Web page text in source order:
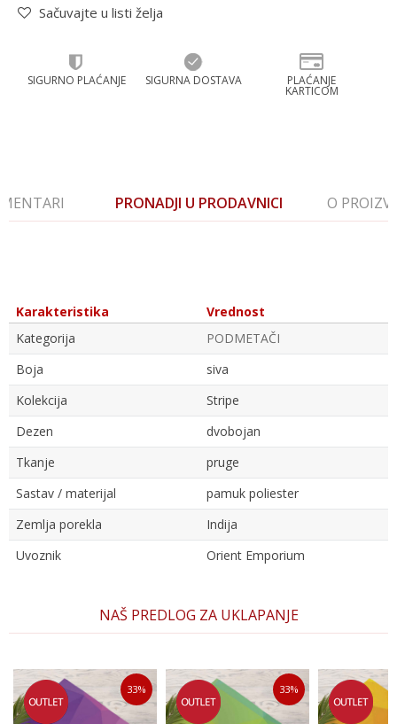
Sačuvajte u listi želja
SIGURNO PLAĆANJE SIGURNA DOSTAVA PLAĆANJE
KARTICOM
PRONADJI U PRODAVNICI O
Karakteristika
Vrednost
Kategorija
PODMETAČI
Boja
siva
Kolekcija
Stripe
Dezen
dvobojan
Tkanje
pruge
Sastav / materijal
pamuk poliester
Zemlja porekla
Indija
Uvoznik
Orient Emporium
NAŠ PREDLOG ZA UKLAPANJE
33% 33%